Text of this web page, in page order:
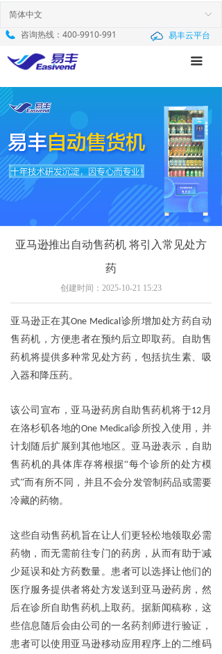
咨询热线： 400-9910-991 易丰云平台
끀
首页
服务与支持
解决方案
关于我们
ꀅ
简体中文
亚马逊推出自动售药机 将引入常见处方
药
创建时间： 2025-10-21 15:23
亚马逊正在其One Medical诊所增加处方药自动
售药机，方便患者在预约后立即取药。自助售
药机将提供多种常见处方药，包括抗生素、吸
入器和降压药。
该公司宣布，亚马逊药房自助售药机将于12 月
在洛杉矶各地的One Medical诊所投入使用，并
计划随后扩展到其他地区。亚马逊表示，自助
售药机的具体库存将根据“每个诊所的处方模
式”而有所不同，并且不会分发管制药品或需要
冷藏的药物。
这些自动售药机旨在让人们更轻松地领取必需
药物，而无需前往专门的药房，从而有助于减
少延误和处方药数量。患者可以选择让他们的
医疗服务提供者将处方发送到亚马逊药房，然
后在诊所自助售药机上取药。据新闻稿称，这
些信息随后会由公司的一名药剂师进行验证，
患者可以使用亚马逊移动应用程序上的二维码